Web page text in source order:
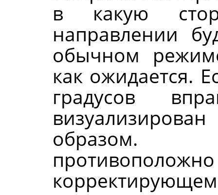
в какую
направлении
обычном
как ожидается.
градусов
образом.